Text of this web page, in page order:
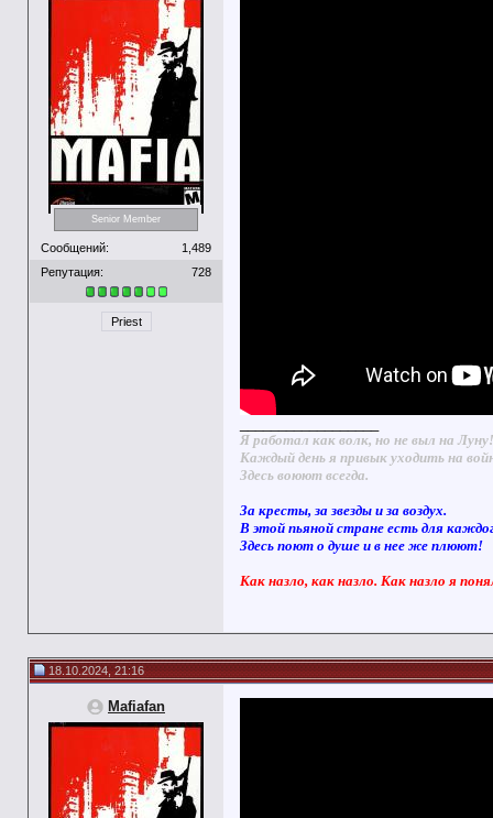
Senior Member
Сообщений:
1,489
Репутация:
728
Priest
Я работал как волк, но не выл на Луну!
Каждый день я привык уходить на
Здесь воюют всегда.
За кресты, за звезды и за воздух.
В этой пьяной стране есть для
Здесь поют о душе и в нее же плюют!
Как назло, как назло. Как назло я
18.10.2024, 21:16
Mafiafan